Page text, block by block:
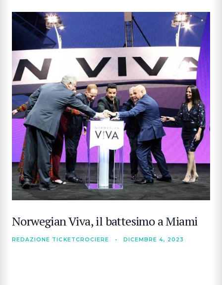
Norwegian Viva, il battesimo a Miami
REDAZIONE TICKETCROCIERE • DICEMBRE 4, 2023